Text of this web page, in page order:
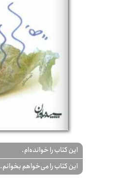
این کتاب را خوانده‌ام.
این کتاب را می‌خواهم بخوانم.